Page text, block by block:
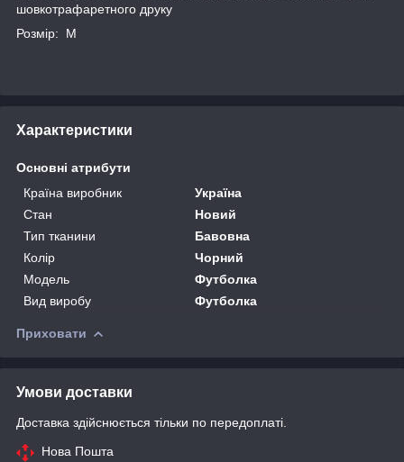
шовкотрафаретного друку
Розмір: M
Характеристики
Основні атрибути
Країна виробник
Україна
Стан
Новий
Тип тканини
Бавовна
Колір
Чорний
Модель
Футболка
Вид виробу
Футболка
Приховати
Умови доставки
Доставка здійснюється тільки по передоплаті.
Нова Пошта